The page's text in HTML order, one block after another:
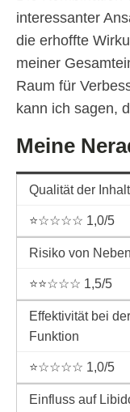
interessanter
die erhoffte
meiner
Raum für
kann ich sagen,
Meine
Qualität der
⭐☆☆☆☆ 1,0/5
Risiko von
⭐⭐☆☆☆ 1,5/5
Effektivität bei
Funktion
⭐☆☆☆☆ 1,0/5
Einfluss auf